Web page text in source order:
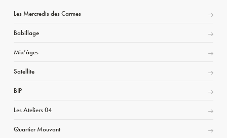
Les Mercredis des Carmes
Babillage
Mix’âges
Satellite
BIP
Les Ateliers 04
Quartier Mouvant